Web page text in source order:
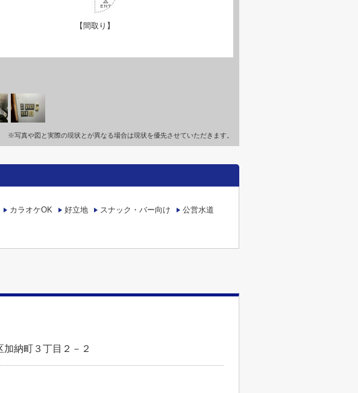
【間取り】
※写真や図と実際の現状とが異なる場合は現状を優先させていただきます。
カラオケOK 好立地 スナック・バー向け
公営水道
納町３丁目２－２